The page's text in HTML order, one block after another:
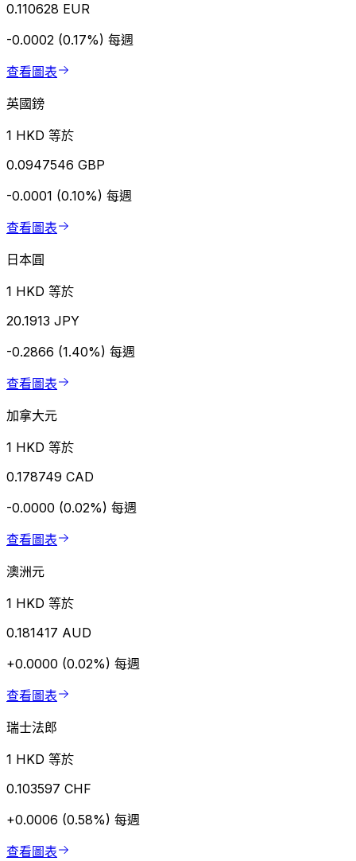
0.110628 EUR
-0.0002 (0.17%) 每週
查看圖表
英國鎊
1 HKD 等於
0.0947546 GBP
-0.0001 (0.10%) 每週
查看圖表
日本圓
1 HKD 等於
20.1913 JPY
-0.2866 (1.40%) 每週
查看圖表
加拿大元
1 HKD 等於
0.178749 CAD
-0.0000 (0.02%) 每週
查看圖表
澳洲元
1 HKD 等於
0.181417 AUD
+0.0000 (0.02%) 每週
查看圖表
瑞士法郎
1 HKD 等於
0.103597 CHF
+0.0006 (0.58%) 每週
查看圖表